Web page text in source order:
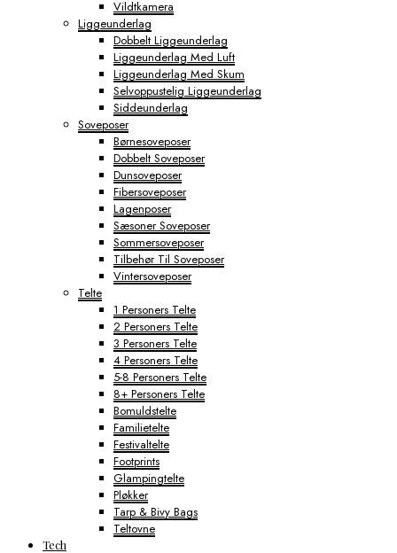
Vildtkamera
Liggeunderlag
Dobbelt Liggeunderlag
Liggeunderlag Med Luft
Liggeunderlag Med Skum
Selvoppustelig Liggeunderlag
Siddeunderlag
Soveposer
Børnesoveposer
Dobbelt Soveposer
Dunsoveposer
Fibersoveposer
Lagenposer
Sæsoner Soveposer
Sommersoveposer
Tilbehør Til Soveposer
Vintersoveposer
Telte
1 Personers Telte
2 Personers Telte
3 Personers Telte
4 Personers Telte
5-8 Personers Telte
8+ Personers Telte
Bomuldstelte
Familietelte
Festivaltelte
Footprints
Glampingtelte
Pløkker
Tarp & Bivy Bags
Teltovne
Tech